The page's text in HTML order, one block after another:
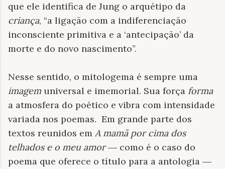
que ele identifica de Jung o arquétipo da
criança, “a ligação com a indiferenciação
inconsciente primitiva e a ‘antecipação’ da
morte e do novo nascimento”.
Nesse sentido, o mitologema é sempre uma
imagem universal e imemorial. Sua força forma
a atmosfera do poético e vibra com intensidade
variada nos poemas. Em grande parte dos
textos reunidos em A mamã por cima dos
telhados e o meu amor ― como é o caso do
poema que oferece o título para a antologia ―